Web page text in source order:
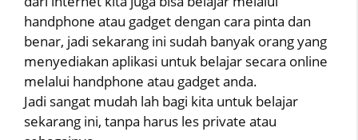
handphone atau gadget dengan cara pinta dan
benar, jadi sekarang ini sudah banyak orang yang
menyediakan aplikasi untuk belajar secara online
melalui handphone atau gadget anda.
Jadi sangat mudah lah bagi kita untuk belajar
sekarang ini, tanpa harus les private atau